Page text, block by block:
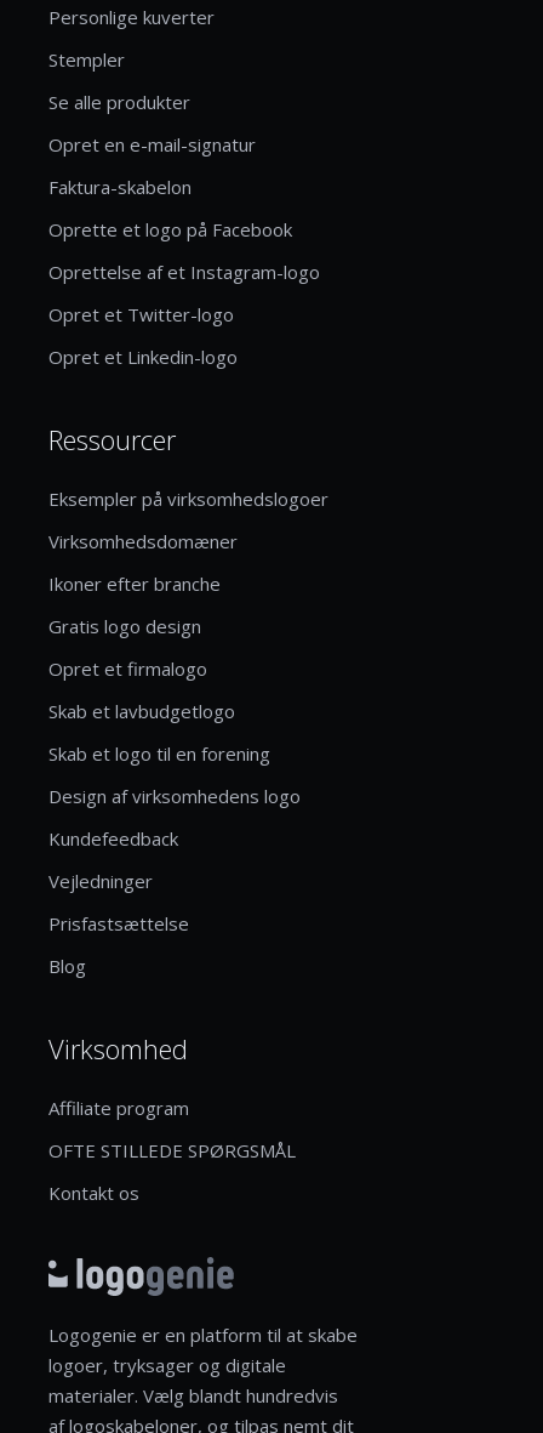
Personlige kuverter
Stempler
Se alle produkter
Opret en e-mail-signatur
Faktura-skabelon
Oprette et logo på Facebook
Oprettelse af et Instagram-logo
Opret et Twitter-logo
Opret et Linkedin-logo
Ressourcer
Eksempler på virksomhedslogoer
Virksomhedsdomæner
Ikoner efter branche
Gratis logo design
Opret et firmalogo
Skab et lavbudgetlogo
Skab et logo til en forening
Design af virksomhedens logo
Kundefeedback
Vejledninger
Prisfastsættelse
Blog
Virksomhed
Affiliate program
OFTE STILLEDE SPØRGSMÅL
Kontakt os
Logogenie er en platform til at skabe
logoer, tryksager og digitale
materialer. Vælg blandt hundredvis
af logoskabeloner, og tilpas nemt dit